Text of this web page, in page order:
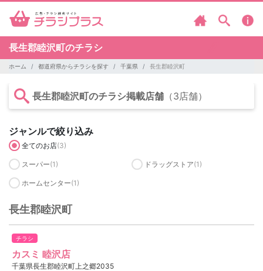
長生郡睦沢町のチラシ
ホーム 都道府県からチラシを探す 千葉県 長生郡睦沢町
長生郡睦沢町のチラシ掲載店舗 （3店舗）
ジャンルで絞り込み
全てのお店(3)
スーパー(1) ドラッグストア(1)
ホームセンター(1)
長生郡睦沢町
チラシ
カスミ 睦沢店
千葉県長生郡睦沢町上之郷2035